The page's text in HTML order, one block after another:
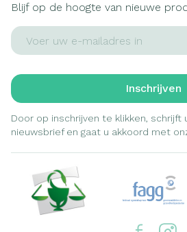
Blijf op de hoogte van nieuwe
E-mail adres
Inschrijven
Door op inschrijven te klikken, schrijft
nieuwsbrief en gaat u akkoord met